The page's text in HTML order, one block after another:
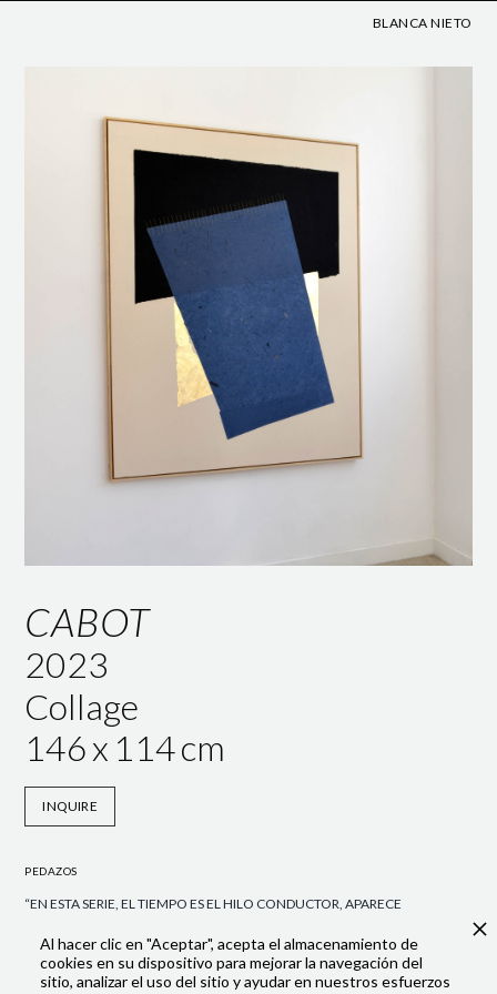
BLANCA NIETO
CABOT
2023
Collage
146x 114cm
INQUIRE
PEDAZOS
“EN ESTA SERIE, EL TIEMPO ES EL HILO CONDUCTOR, APARECE
MIRADA A ESOS MOMENTOS , RECUPERANDO INSTANTES DEL
PASADO Y REPRESENTÁNDOLOS DE UNA FORMA ESCUETA Y
Al hacer clic en "Aceptar", acepta el almacenamiento de
cookies en su dispositivo para mejorar la navegación del
sitio, analizar el uso del sitio y ayudar en nuestros esfuerzos